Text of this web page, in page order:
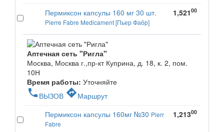
Пермиксон капсулы 160 мг 30 шт.
Pierre Fabre Medicament [Пьер Фабр]
1,52100
Аптечная сеть "Ригла"
Москва, Москва г.,пр-кт Куприна, д. 18, к. 2, пом.
10Н
Время работы: Уточняйте
phone ВЫЗОВ directionsМаршрут
Пермиксон капсулы 160мг №30 Pierr
Fabre
1,21300